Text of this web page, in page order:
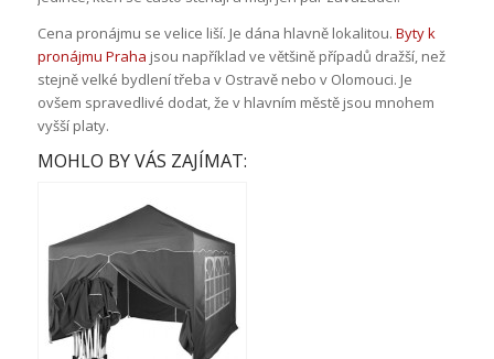
Cena pronájmu se velice liší. Je dána hlavně lokalitou. Byty k
pronájmu Praha jsou například ve většině případů dražší, než
stejně velké bydlení třeba v Ostravě nebo v Olomouci. Je
ovšem spravedlivé dodat, že v hlavním městě jsou mnohem
vyšší platy.
MOHLO BY VÁS ZAJÍMAT: